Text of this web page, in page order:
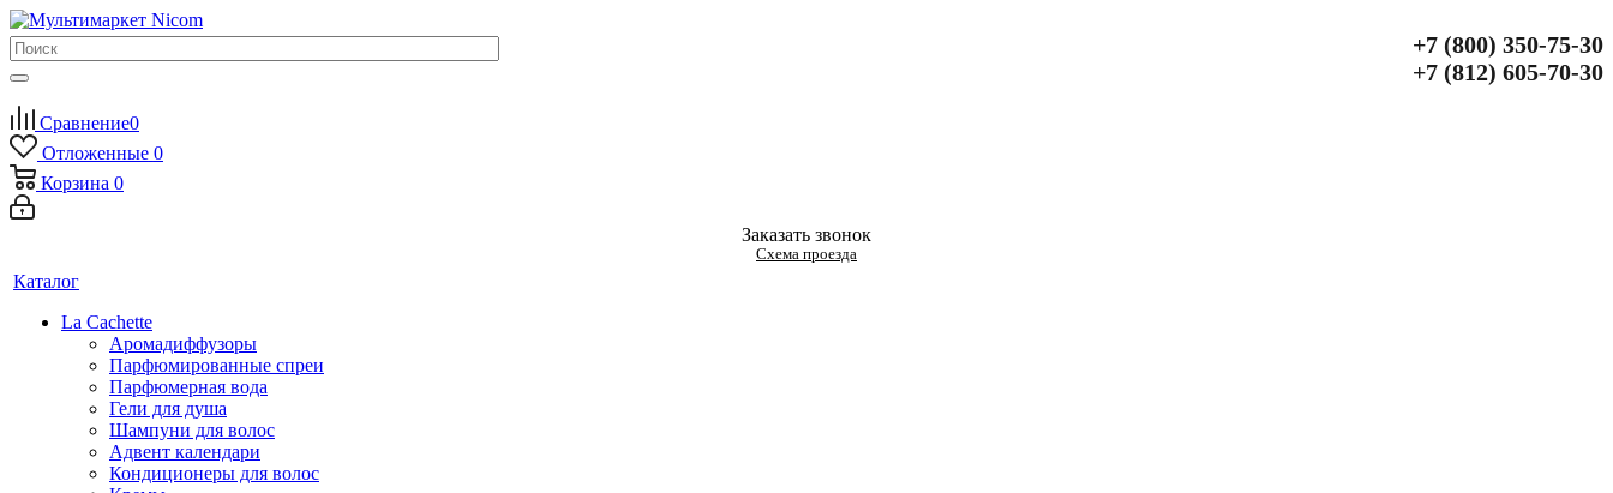
+7 (800) 350‑75‑30
+7 (812) 605‑70‑30
Сравнение0
Отложенные 0
Корзина 0
Заказать звонок
Схема проезда
Каталог
La Cachette
Аромадиффузоры
Парфюмированные спреи
Парфюмерная вода
Гели для душа
Шампуни для волос
Адвент календари
Кондиционеры для волос